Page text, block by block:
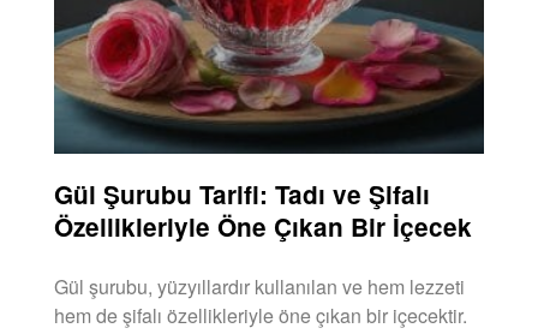
Gül Şurubu Tarifi: Tadı ve Şifalı
Özellikleriyle Öne Çıkan Bir İçecek
Gül şurubu, yüzyıllardır kullanılan ve hem lezzeti
hem de şifalı özellikleriyle öne çıkan bir içecektir.